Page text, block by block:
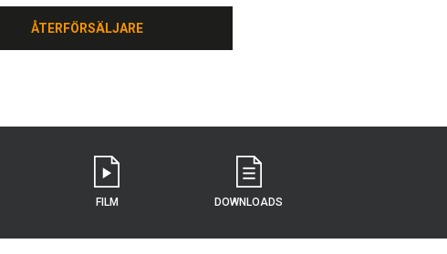
ÅTERFÖRSÄLJARE
ÅTERFÖRSÄLJARE
FILM DOWNLOADS